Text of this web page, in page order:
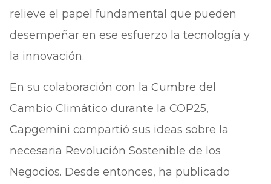
relieve el papel fundamental que pueden
desempeñar en ese esfuerzo la tecnología y
la innovación.
En su colaboración con la Cumbre del
Cambio Climático durante la COP25,
Capgemini compartió sus ideas sobre la
necesaria Revolución Sostenible de los
Negocios. Desde entonces, ha publicado